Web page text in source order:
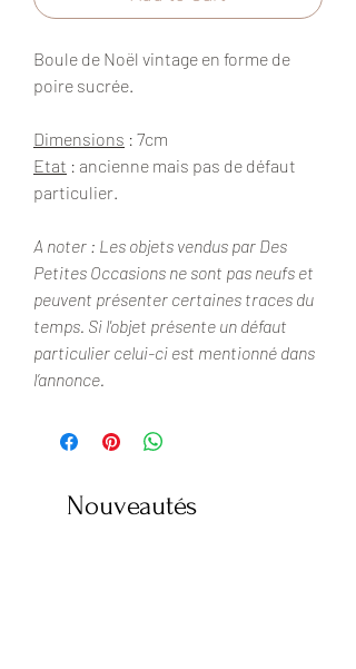
Boule de Noël vintage en forme de
poire sucrée.
Dimensions : 7cm
Etat : ancienne mais pas de défaut
particulier.
A noter : Les objets vendus par Des
Petites Occasions ne sont pas neufs et
peuvent présenter certaines traces du
temps. Si l'objet présente un défaut
particulier celui-ci est mentionné dans
l’annonce.
Nouveautés